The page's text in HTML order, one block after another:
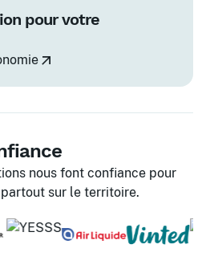
pour votre
nous font confiance pour
sur le territoire.